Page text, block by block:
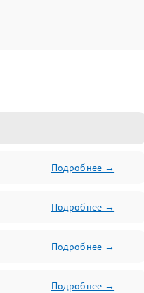
Подробнее →
Подробнее →
Подробнее →
Подробнее →